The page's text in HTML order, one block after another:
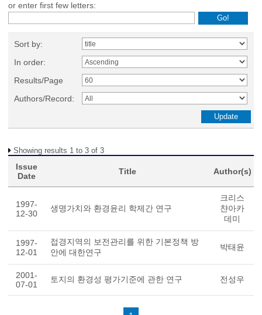
or enter first few letters:
Sort by:
In order:
Results/Page
Authors/Record:
Showing results 1 to 3 of 3
Issue
Date
Title Author(s)
1997-
12-30
생명가치와 환경윤리 학제간 연구
크리스
챤아카
데미
1997-
12-01
접경지역의 보전관리를 위한 기본정책 방
안에 대한연구
박태윤
2001-
07-01
토지의 환경성 평가기준에 관한 연구 전성우